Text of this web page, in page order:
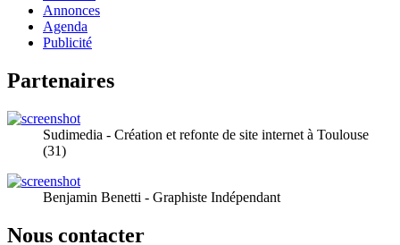
Annonces
Agenda
Publicité
Partenaires
Sudimedia - Création et refonte de site internet à Toulouse
(31)
Benjamin Benetti - Graphiste Indépendant
Nous contacter